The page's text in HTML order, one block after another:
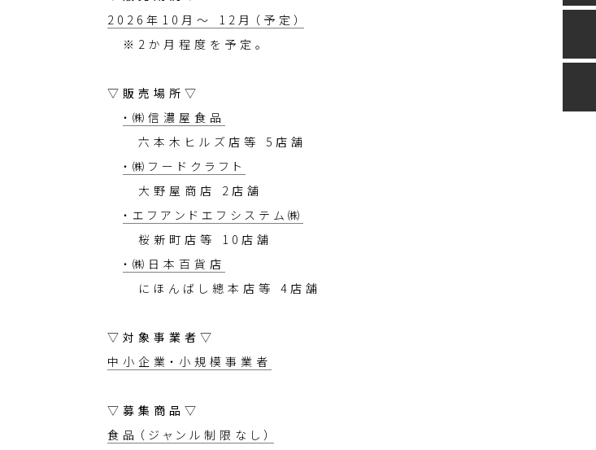
2026年10月～ 12月（予定）
※2か月程度を予定。
▽販売場所▽
・㈱信濃屋食品
六本木ヒルズ店等 5店舗
・㈱フードクラフト
大野屋商店 2店舗
・エフアンドエフシステム㈱
桜新町店等 10店舗
・㈱日本百貨店
にほんばし總本店等 4店舗
▽対象事業者▽
中小企業・小規模事業者
▽募集商品▽
食品（ジャンル制限なし）